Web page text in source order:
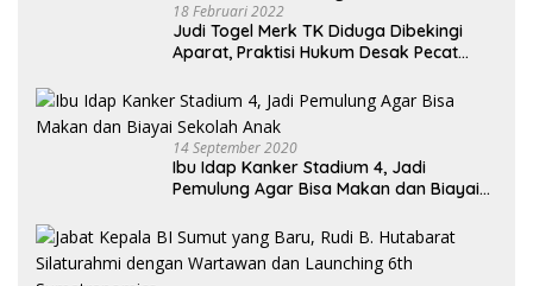
18 Februari 2022
Judi Togel Merk TK Diduga Dibekingi
Aparat, Praktisi Hukum Desak Pecat
14 September 2020
Ibu Idap Kanker Stadium 4, Jadi
Pemulung Agar Bisa Makan dan Biayai